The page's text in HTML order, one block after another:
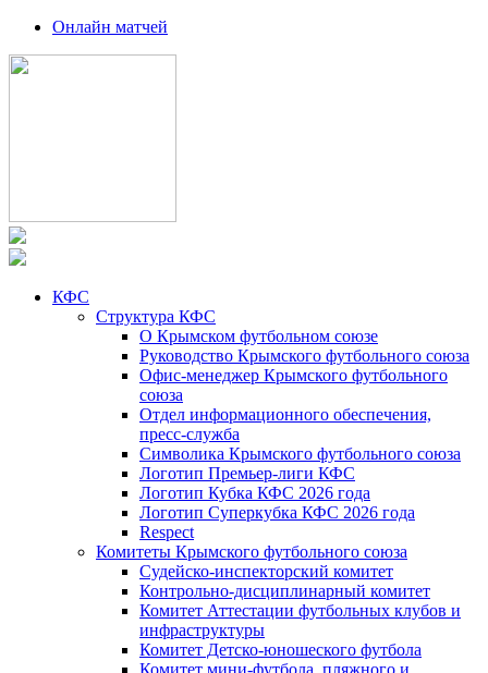
Онлайн матчей
КФС
Структура КФС
О Крымском футбольном союзе
Руководство Крымского футбольного союза
Офис-менеджер Крымского футбольного
союза
Отдел информационного обеспечения,
пресс-служба
Символика Крымского футбольного союза
Логотип Премьер-лиги КФС
Логотип Кубка КФС 2026 года
Логотип Суперкубка КФС 2026 года
Respect
Комитеты Крымского футбольного союза
Судейско-инспекторский комитет
Контрольно-дисциплинарный комитет
Комитет Аттестации футбольных клубов и
инфраструктуры
Комитет Детско-юношеского футбола
Комитет мини-футбола, пляжного и